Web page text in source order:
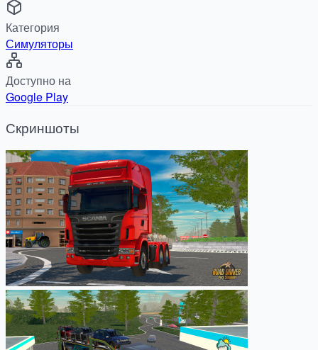
Категория
Симуляторы
Доступно на
Google Play
Скриншоты